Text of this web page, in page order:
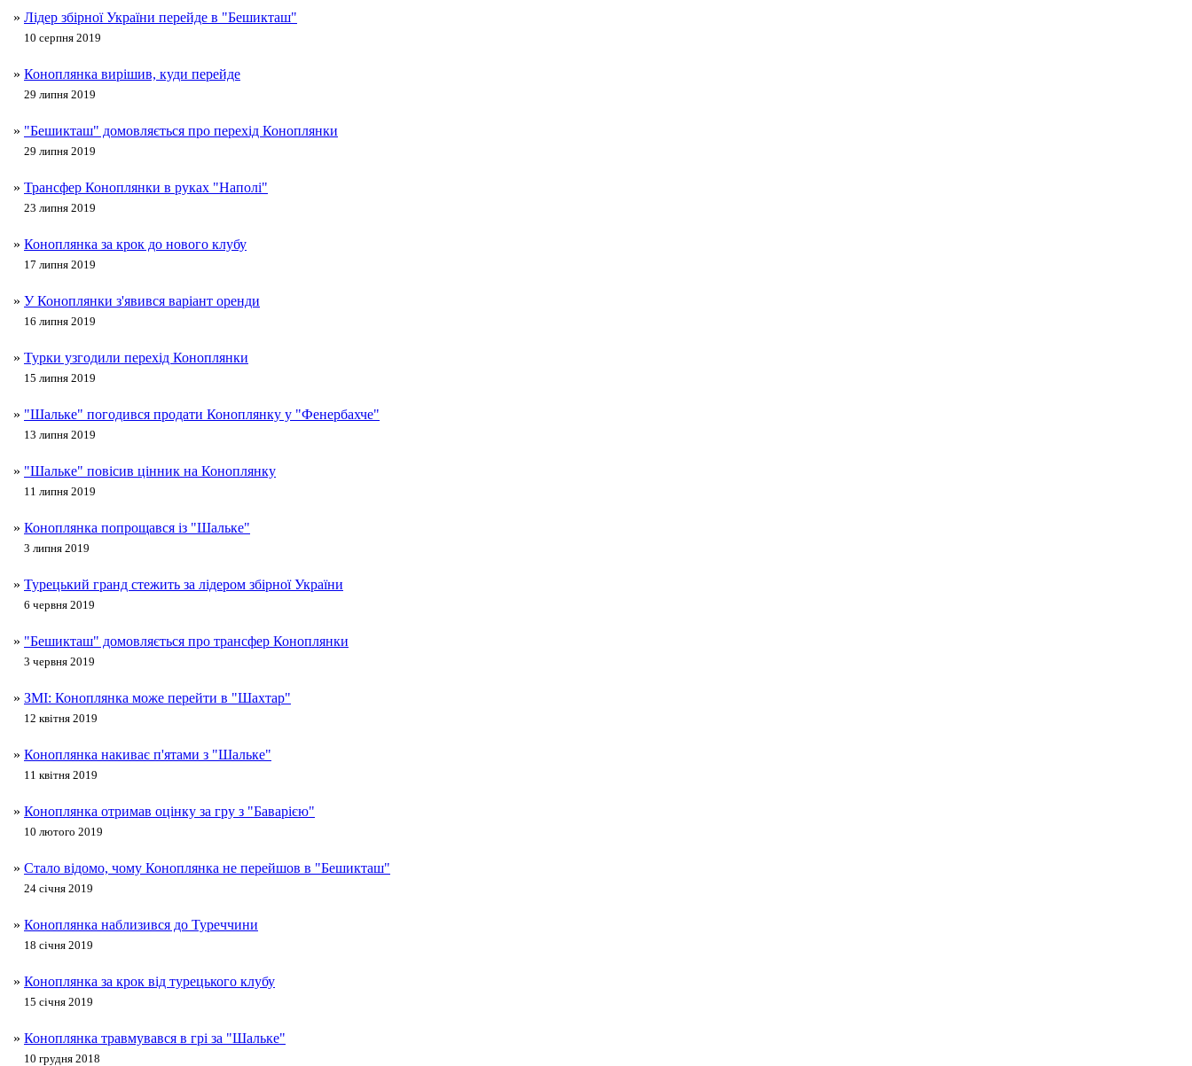
» Лідер збірної України перейде в "Бешикташ"
10 серпня 2019
» Коноплянка вирішив, куди перейде
29 липня 2019
» "Бешикташ" домовляється про перехід Коноплянки
29 липня 2019
» Трансфер Коноплянки в руках "Наполі"
23 липня 2019
» Коноплянка за крок до нового клубу
17 липня 2019
» У Коноплянки з'явився варіант оренди
16 липня 2019
» Турки узгодили перехід Коноплянки
15 липня 2019
» "Шальке" погодився продати Коноплянку у "Фенербахче"
13 липня 2019
» "Шальке" повісив цінник на Коноплянку
11 липня 2019
» Коноплянка попрощався із "Шальке"
3 липня 2019
» Турецький гранд стежить за лідером збірної України
6 червня 2019
» "Бешикташ" домовляється про трансфер Коноплянки
3 червня 2019
» ЗМІ: Коноплянка може перейти в "Шахтар"
12 квітня 2019
» Коноплянка накиває п'ятами з "Шальке"
11 квітня 2019
» Коноплянка отримав оцінку за гру з "Баварією"
10 лютого 2019
» Стало відомо, чому Коноплянка не перейшов в "Бешикташ"
24 січня 2019
» Коноплянка наблизився до Туреччини
18 січня 2019
» Коноплянка за крок від турецького клубу
15 січня 2019
» Коноплянка травмувався в грі за "Шальке"
10 грудня 2018